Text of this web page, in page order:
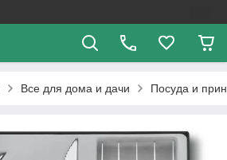
Все для дома и дачи Посуда и